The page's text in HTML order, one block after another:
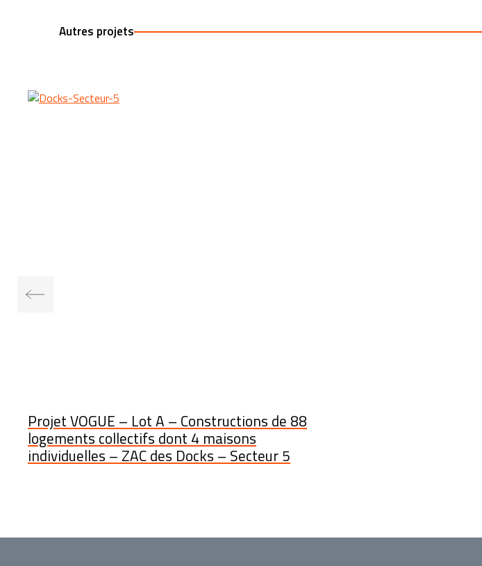
Autres projets
Projet VOGUE – Lot A – Constructions de 88
logements collectifs dont 4 maisons
individuelles – ZAC des Docks – Secteur 5